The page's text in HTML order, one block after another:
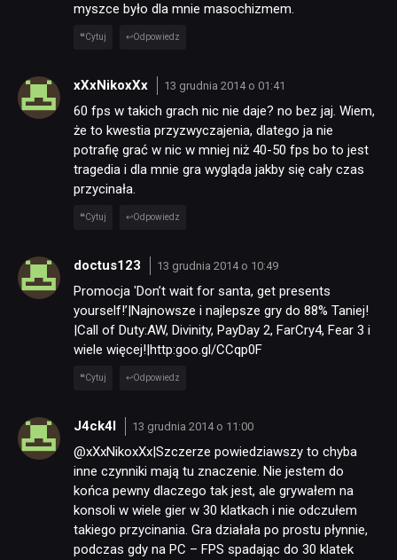
myszce było dla mnie masochizmem.
Cytuj Odpowiedz
xXxNikoxXx 13 grudnia 2014 o 01:41
60 fps w takich grach nic nie daje? no bez jaj. Wiem,
że to kwestia przyzwyczajenia, dlatego ja nie
potrafię grać w nic w mniej niż 40-50 fps bo to jest
tragedia i dla mnie gra wygląda jakby się cały czas
przycinała.
Cytuj Odpowiedz
doctus123 13 grudnia 2014 o 10:49
Promocja 'Don’t wait for santa, get presents
yourself!’|Najnowsze i najlepsze gry do 88% Taniej!
|Call of Duty:AW, Divinity, PayDay 2, FarCry4, Fear 3 i
wiele więcej!|http:goo.gl/CCqp0F
Cytuj Odpowiedz
J4ck4l 13 grudnia 2014 o 11:00
@xXxNikoxXx|Szczerze powiedziawszy to chyba
inne czynniki mają tu znaczenie. Nie jestem do
końca pewny dlaczego tak jest, ale grywałem na
konsoli w wiele gier w 30 klatkach i nie odczułem
takiego przycinania. Gra działała po prostu płynnie,
podczas gdy na PC – FPS spadając do 30 klatek